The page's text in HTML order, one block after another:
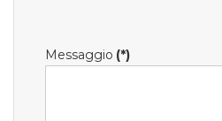
Messaggio (*)